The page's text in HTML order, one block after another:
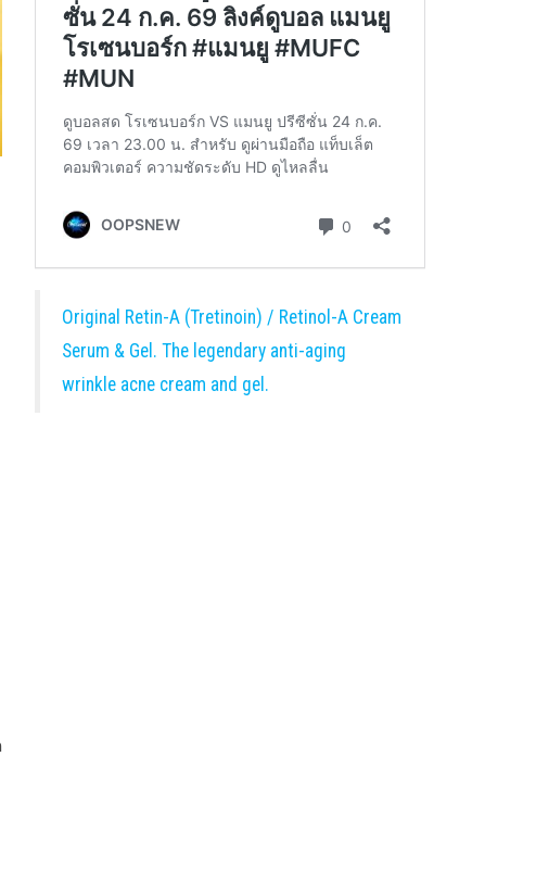
Original Retin-A (Tretinoin) / Retinol-A Cream
Serum & Gel. The legendary anti-aging
wrinkle acne cream and gel.